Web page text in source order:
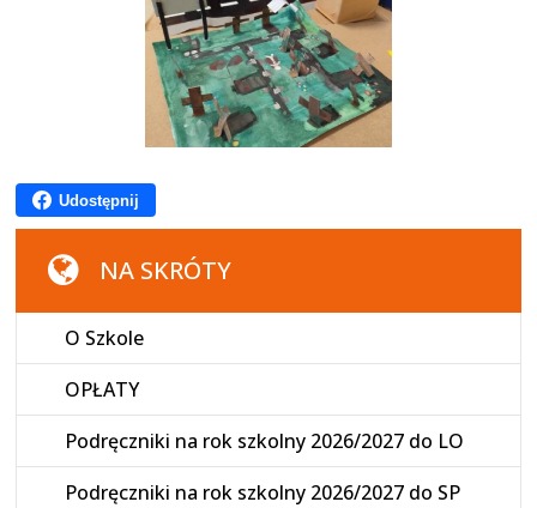
Udostępnij
NA SKRÓTY
O Szkole
OPŁATY
Podręczniki na rok szkolny 2026/2027 do LO
Podręczniki na rok szkolny 2026/2027 do SP